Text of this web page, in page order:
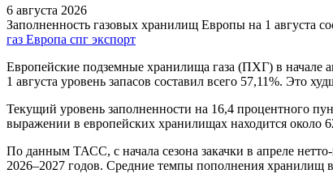
6 августа 2026
Заполненность газовых хранилищ Европы на 1 августа
газ Европа спг экспорт
Европейские подземные хранилища газа (ПХГ) в начале
1 августа уровень запасов составил всего 57,11%. Это
Текущий уровень заполненности на 16,4 процентного
выражении в европейских хранилищах находится около
По данным ТАСС, с начала сезона закачки в апреле
2026–2027 годов. Средние темпы пополнения хранилищ